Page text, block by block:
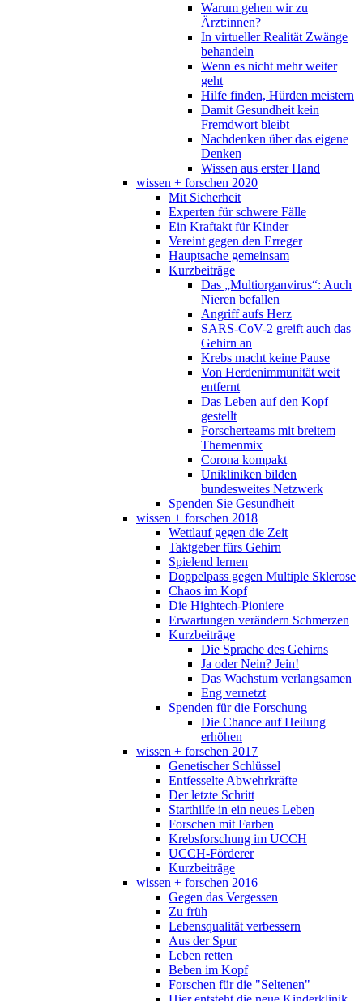
Warum gehen wir zu
Ärzt:innen?
In virtueller Realität Zwänge
behandeln
Wenn es nicht mehr weiter
geht
Hilfe finden, Hürden meistern
Damit Gesundheit kein
Fremdwort bleibt
Nachdenken über das eigene
Denken
Wissen aus erster Hand
wissen + forschen 2020
Mit Sicherheit
Experten für schwere Fälle
Ein Kraftakt für Kinder
Vereint gegen den Erreger
Hauptsache gemeinsam
Kurzbeiträge
Das „Multiorganvirus“: Auch
Nieren befallen
Angriff aufs Herz
SARS-CoV-2 greift auch das
Gehirn an
Krebs macht keine Pause
Von Herdenimmunität weit
entfernt
Das Leben auf den Kopf
gestellt
Forscherteams mit breitem
Themenmix
Corona kompakt
Unikliniken bilden
bundesweites Netzwerk
Spenden Sie Gesundheit
wissen + forschen 2018
Wettlauf gegen die Zeit
Taktgeber fürs Gehirn
Spielend lernen
Doppelpass gegen Multiple Sklerose
Chaos im Kopf
Die Hightech-Pioniere
Erwartungen verändern Schmerzen
Kurzbeiträge
Die Sprache des Gehirns
Ja oder Nein? Jein!
Das Wachstum verlangsamen
Eng vernetzt
Spenden für die Forschung
Die Chance auf Heilung
erhöhen
wissen + forschen 2017
Genetischer Schlüssel
Entfesselte Abwehrkräfte
Der letzte Schritt
Starthilfe in ein neues Leben
Forschen mit Farben
Krebsforschung im UCCH
UCCH-Förderer
Kurzbeiträge
wissen + forschen 2016
Gegen das Vergessen
Zu früh
Lebensqualität verbessern
Aus der Spur
Leben retten
Beben im Kopf
Forschen für die "Seltenen"